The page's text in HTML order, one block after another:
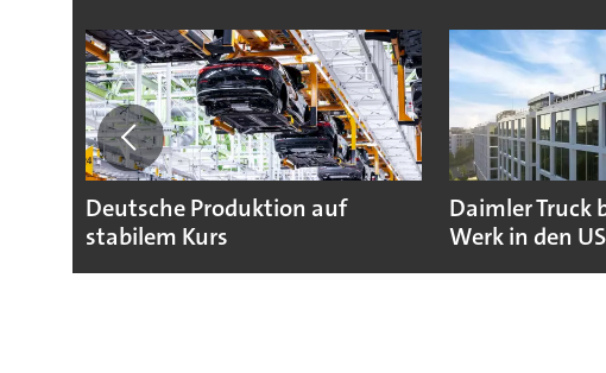
Deutsche Produktion auf
stabilem Kurs
Daimler Truck
Werk in den